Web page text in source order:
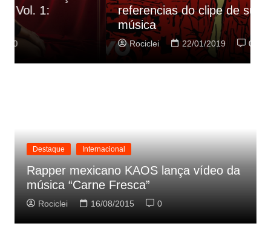
referencias do clipe de sua nova
22/01/2019 0
Destaque Internacional
Rapper mexicano KAOS lança vídeo da
música “Carne Fresca”
Rociclei 16/08/2015 0